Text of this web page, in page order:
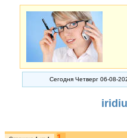
Сегодня Четверг 06-08-